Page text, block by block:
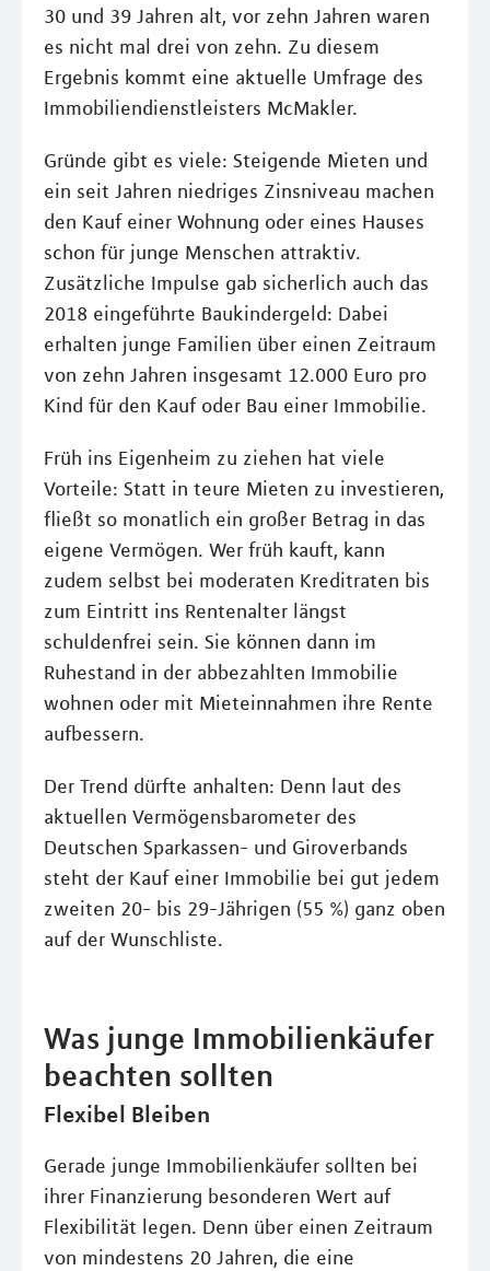
30 und 39 Jahren alt, vor zehn Jahren waren
es nicht mal drei von zehn. Zu diesem
Ergebnis kommt eine aktuelle Umfrage des
Immobiliendienstleisters McMakler.
Gründe gibt es viele: Steigende Mieten und
ein seit Jahren niedriges Zinsniveau machen
den Kauf einer Wohnung oder eines Hauses
schon für junge Menschen attraktiv.
Zusätzliche Impulse gab sicherlich auch das
2018 eingeführte Baukindergeld: Dabei
erhalten junge Familien über einen Zeitraum
von zehn Jahren insgesamt 12.000 Euro pro
Kind für den Kauf oder Bau einer Immobilie.
Früh ins Eigenheim zu ziehen hat viele
Vorteile: Statt in teure Mieten zu investieren,
fließt so monatlich ein großer Betrag in das
eigene Vermögen. Wer früh kauft, kann
zudem selbst bei moderaten Kreditraten bis
zum Eintritt ins Rentenalter längst
schuldenfrei sein. Sie können dann im
Ruhestand in der abbezahlten Immobilie
wohnen oder mit Mieteinnahmen ihre Rente
aufbessern.
Der Trend dürfte anhalten: Denn laut des
aktuellen Vermögensbarometer des
Deutschen Sparkassen- und Giroverbands
steht der Kauf einer Immobilie bei gut jedem
zweiten 20- bis 29-Jährigen (55 %) ganz oben
auf der Wunschliste.
Was junge Immobilienkäufer
beachten sollten
Flexibel Bleiben
Gerade junge Immobilienkäufer sollten bei
ihrer Finanzierung besonderen Wert auf
Flexibilität legen. Denn über einen Zeitraum
von mindestens 20 Jahren, die eine